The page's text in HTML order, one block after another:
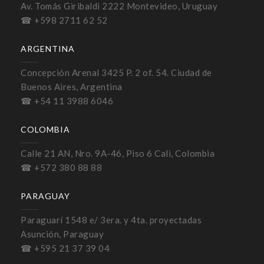
Av. Tomás Giribaldi 2222 Montevideo, Uruguay
☎ +598 2711 62 52
ARGENTINA
Concepción Arenal 3425 P. 2 of. 54. Ciudad de
Buenos Aires, Argentina
☎ +54 11 3988 6046
COLOMBIA
Calle 21 AN, Nro. 9A-46, Piso 6 Cali, Colombia
☎ +572 380 88 88
PARAGUAY
Paraguarí 1548 e/ 3era. y 4ta. proyectadas
Asunción, Paraguay
☎ +595 21 37 39 04